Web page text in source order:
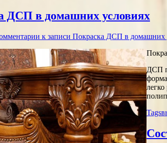
ДСП в домашних условиях
к записи Покраска ДСП в домашних
ДСП
Tags